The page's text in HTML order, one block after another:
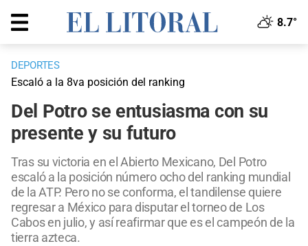
8.7°
DEPORTES
Escaló a la 8va posición del ranking
Del Potro se entusiasma con su
presente y su futuro
Tras su victoria en el Abierto Mexicano, Del Potro
escaló a la posición número ocho del ranking mundial
de la ATP. Pero no se conforma, el tandilense quiere
regresar a México para disputar el torneo de Los
Cabos en julio, y así reafirmar que es el campeón de la
tierra azteca.